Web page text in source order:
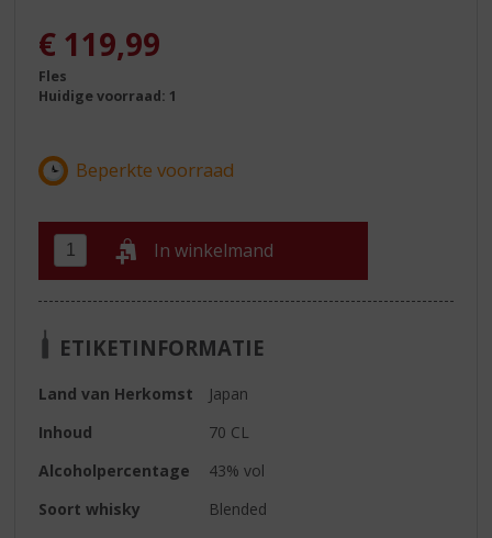
€ 119,99
Fles
Huidige voorraad: 1
In winkelmand
ETIKETINFORMATIE
Land van Herkomst
Japan
Inhoud
70 CL
Alcoholpercentage
43% vol
Soort whisky
Blended